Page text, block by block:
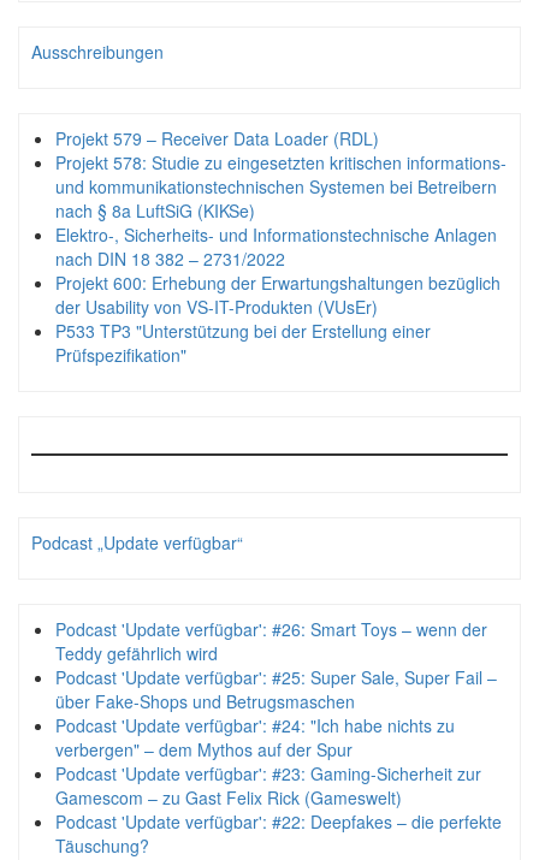
Ausschreibungen
Projekt 579 – Receiver Data Loader (RDL)
Projekt 578: Studie zu eingesetzten kritischen informations-
und kommunikationstechnischen Systemen bei Betreibern
nach § 8a LuftSiG (KIKSe)
Elektro-, Sicherheits- und Informationstechnische Anlagen
nach DIN 18 382 – 2731/2022
Projekt 600: Erhebung der Erwartungshaltungen bezüglich
der Usability von VS-IT-Produkten (VUsEr)
P533 TP3 "Unterstützung bei der Erstellung einer
Prüfspezifikation"
Podcast „Update verfügbar“
Podcast 'Update verfügbar': #26: Smart Toys – wenn der
Teddy gefährlich wird
Podcast 'Update verfügbar': #25: Super Sale, Super Fail –
über Fake-Shops und Betrugsmaschen
Podcast 'Update verfügbar': #24: "Ich habe nichts zu
verbergen" – dem Mythos auf der Spur
Podcast 'Update verfügbar': #23: Gaming-Sicherheit zur
Gamescom – zu Gast Felix Rick (Gameswelt)
Podcast 'Update verfügbar': #22: Deepfakes – die perfekte
Täuschung?